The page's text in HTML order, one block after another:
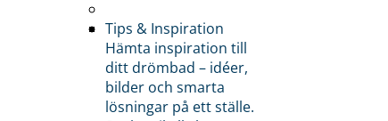
Tips & Inspiration
Hämta inspiration till
ditt drömbad – idéer,
bilder och smarta
lösningar på ett ställe.